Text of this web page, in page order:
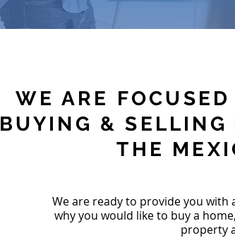
WE ARE
BUYING & SELLING
THE
We are ready to provide you with
why you would like to buy a
property